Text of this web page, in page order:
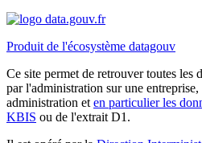
Produit de l'écosystème datagouv
Ce site permet de retrouver toutes les
par l'administration sur une
administration et en particulier les
KBIS ou de l'extrait D1.